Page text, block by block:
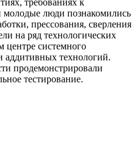
молодые люди познакомились
прессования, сверления
на ряд технологических
центре системного
аддитивных технологий.
продемонстрировали
тестирование.